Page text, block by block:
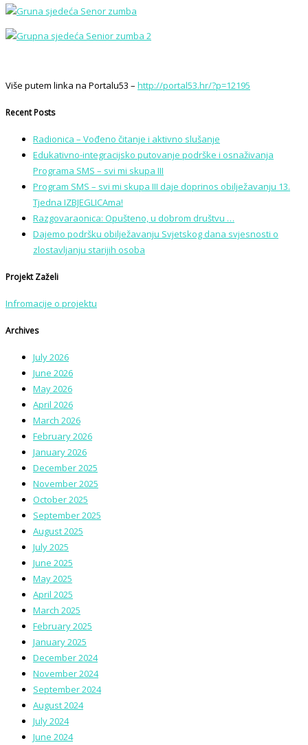
Više putem linka na Portalu53 – http://portal53.hr/?p=12195
Recent Posts
Radionica – Vođeno čitanje i aktivno slušanje
Edukativno-integracijsko putovanje podrške i osnaživanja
Programa SMS – svi mi skupa III
Program SMS – svi mi skupa III daje doprinos obilježavanju 13.
Tjedna IZBJEGLICAma!
Razgovaraonica: Opušteno, u dobrom društvu …
Dajemo podršku obilježavanju Svjetskog dana svjesnosti o
zlostavljanju starijih osoba
Projekt Zaželi
Infromacije o projektu
Archives
July 2026
June 2026
May 2026
April 2026
March 2026
February 2026
January 2026
December 2025
November 2025
October 2025
September 2025
August 2025
July 2025
June 2025
May 2025
April 2025
March 2025
February 2025
January 2025
December 2024
November 2024
September 2024
August 2024
July 2024
June 2024